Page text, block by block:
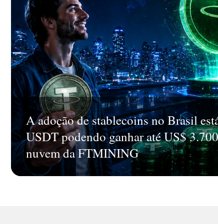
A adoção de stablecoins no Brasil
USDT podendo ganhar até US$
nuvem da FTMINING